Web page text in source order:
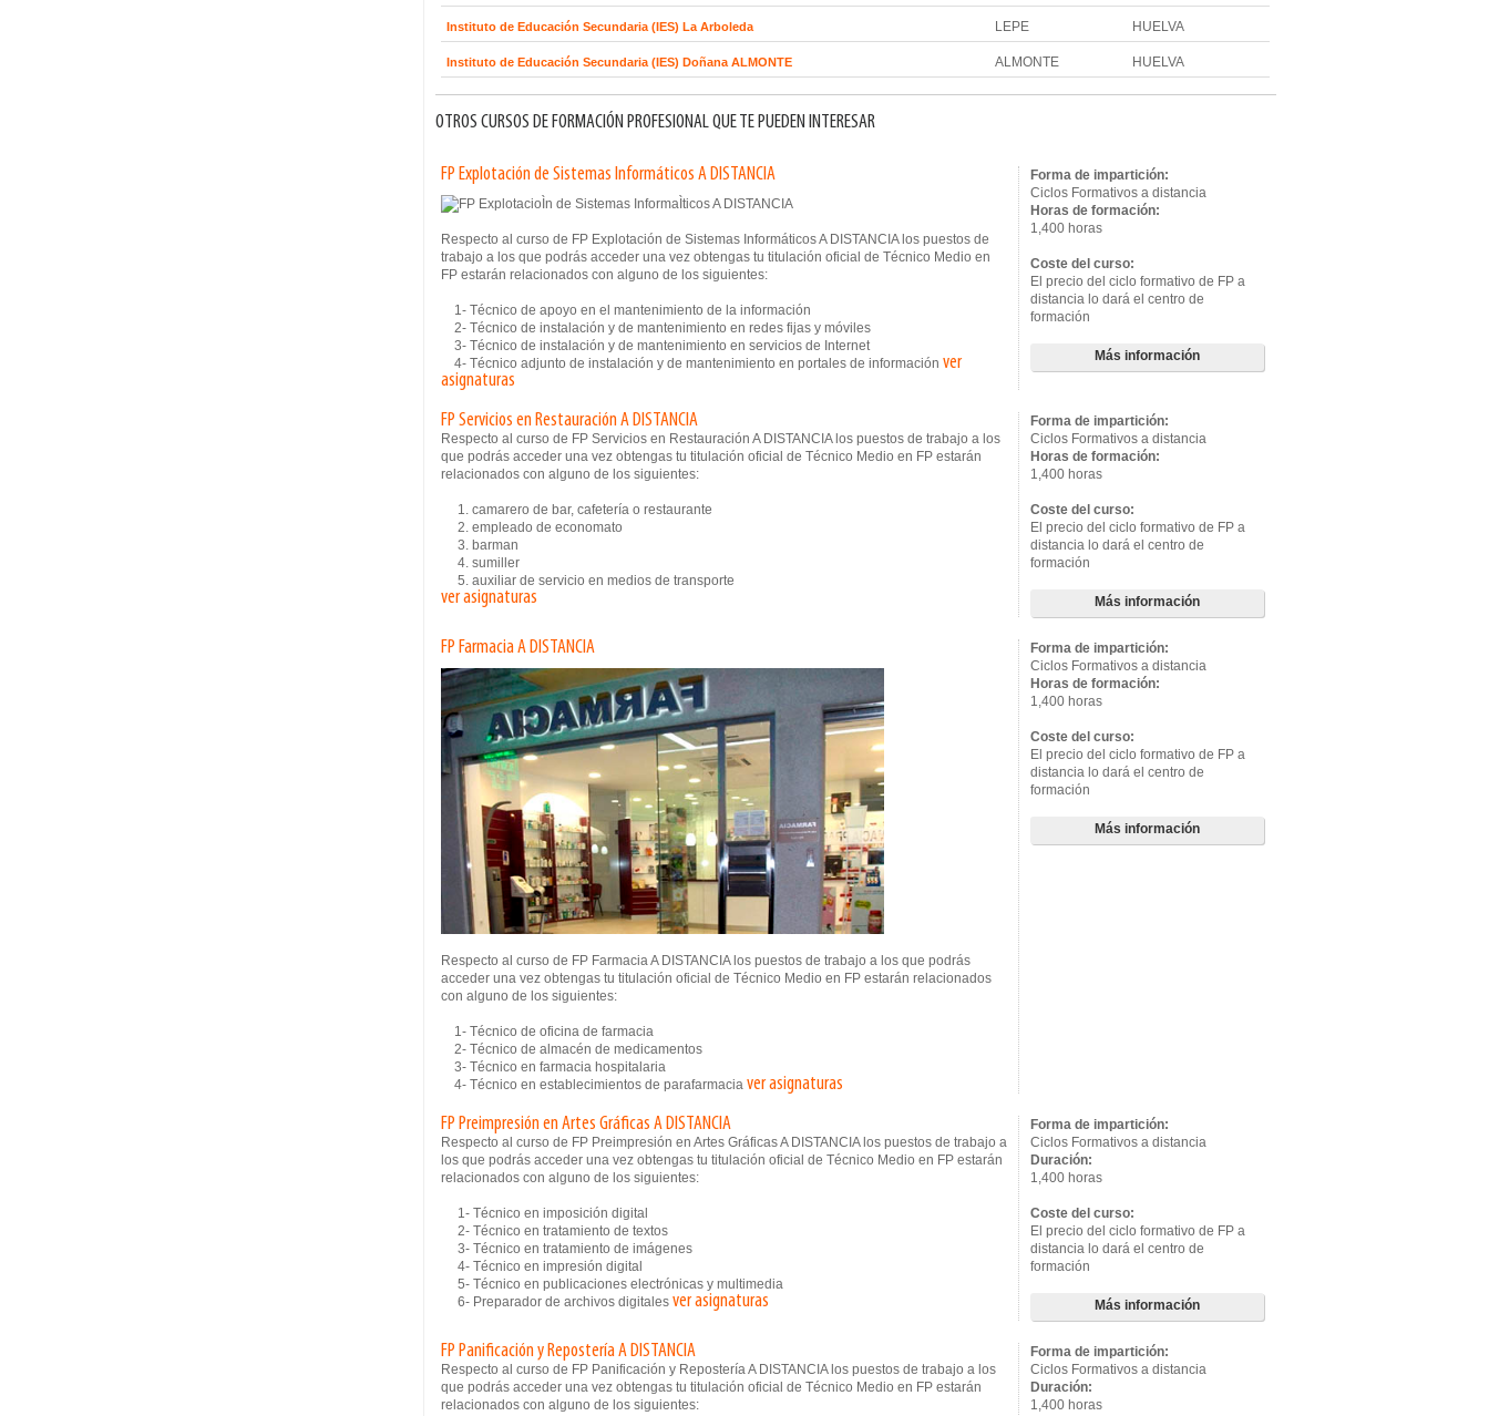
Instituto de Educación Secundaria (IES) La Arboleda LEPE HUELVA
Instituto de Educación Secundaria (IES) Doñana ALMONTE ALMONTE HUELVA
OTROS CURSOS DE FORMACIÓN PROFESIONAL QUE TE PUEDEN INTERESAR
FP Explotación de Sistemas Informáticos A DISTANCIA
Respecto al curso de FP Explotación de Sistemas Informáticos A DISTANCIA los puestos de
trabajo a los que podrás acceder una vez obtengas tu titulación oficial de Técnico Medio en
FP estarán relacionados con alguno de los siguientes:
1- Técnico de apoyo en el mantenimiento de la información
2- Técnico de instalación y de mantenimiento en redes fijas y móviles
3- Técnico de instalación y de mantenimiento en servicios de Internet
4- Técnico adjunto de instalación y de mantenimiento en portales de información ver
asignaturas
Forma de impartición:
Ciclos Formativos a distancia
Horas de formación:
1,400 horas
Coste del curso:
El precio del ciclo formativo de FP a
distancia lo dará el centro de
formación
Más información
FP Servicios en Restauración A DISTANCIA
Respecto al curso de FP Servicios en Restauración A DISTANCIA los puestos de trabajo a los
que podrás acceder una vez obtengas tu titulación oficial de Técnico Medio en FP estarán
relacionados con alguno de los siguientes:
1. camarero de bar, cafetería o restaurante
2. empleado de economato
3. barman
4. sumiller
5. auxiliar de servicio en medios de transporte
ver asignaturas
Forma de impartición:
Ciclos Formativos a distancia
Horas de formación:
1,400 horas
Coste del curso:
El precio del ciclo formativo de FP a
distancia lo dará el centro de
formación
Más información
FP Farmacia A DISTANCIA
Respecto al curso de FP Farmacia A DISTANCIA los puestos de trabajo a los que podrás
acceder una vez obtengas tu titulación oficial de Técnico Medio en FP estarán relacionados
con alguno de los siguientes:
1- Técnico de oficina de farmacia
2- Técnico de almacén de medicamentos
3- Técnico en farmacia hospitalaria
4- Técnico en establecimientos de parafarmacia ver asignaturas
Forma de impartición:
Ciclos Formativos a distancia
Horas de formación:
1,400 horas
Coste del curso:
El precio del ciclo formativo de FP a
distancia lo dará el centro de
formación
Más información
FP Preimpresión en Artes Gráficas A DISTANCIA
Respecto al curso de FP Preimpresión en Artes Gráficas A DISTANCIA los puestos de trabajo a
los que podrás acceder una vez obtengas tu titulación oficial de Técnico Medio en FP estarán
relacionados con alguno de los siguientes:
1- Técnico en imposición digital
2- Técnico en tratamiento de textos
3- Técnico en tratamiento de imágenes
4- Técnico en impresión digital
5- Técnico en publicaciones electrónicas y multimedia
6- Preparador de archivos digitales ver asignaturas
Forma de impartición:
Ciclos Formativos a distancia
Duración:
1,400 horas
Coste del curso:
El precio del ciclo formativo de FP a
distancia lo dará el centro de
formación
Más información
FP Panificación y Repostería A DISTANCIA
Respecto al curso de FP Panificación y Repostería A DISTANCIA los puestos de trabajo a los
que podrás acceder una vez obtengas tu titulación oficial de Técnico Medio en FP estarán
relacionados con alguno de los siguientes:
Forma de impartición:
Ciclos Formativos a distancia
Duración:
1,400 horas